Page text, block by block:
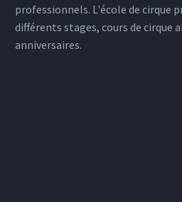
professionnels. L'école de cirque
différents stages, cours de cirque
anniversaires.